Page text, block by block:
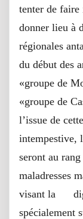
tenter de
donner lieu à
régionales
du début des
«groupe de
«groupe de
l’issue de
intempestive,
seront au
maladresses
visant la
spécialement